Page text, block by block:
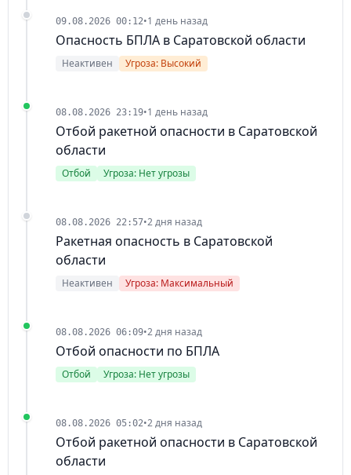
09.08.2026 00:12•1 день назад
Опасность БПЛА в Саратовской области
Неактивен Угроза: Высокий
08.08.2026 23:19•1 день назад
Отбой ракетной опасности в Саратовской
области
Отбой Угроза: Нет угрозы
08.08.2026 22:57•2 дня назад
Ракетная опасность в Саратовской
области
Неактивен Угроза: Максимальный
08.08.2026 06:09•2 дня назад
Отбой опасности по БПЛА
Отбой Угроза: Нет угрозы
08.08.2026 05:02•2 дня назад
Отбой ракетной опасности в Саратовской
области